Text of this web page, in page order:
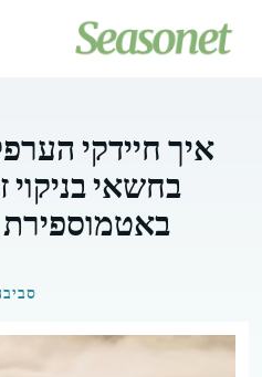
לתוכן
איך חיידקי
בחשאי